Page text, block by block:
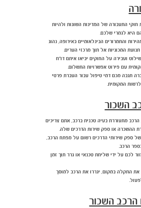
חוקי התעבורה של המדינות השונות ולהיות
היא לגמרי שלכם.
והתמרורים הבינלאומיים באירופה, נהוג
המכוניות אל תוך מרכזי הערים.
ועבירה על החוקים יביאו איתם דו"ח
עם פירוט אפשרויות התשלום.
תגבה מכם דמי טיפול עבור העברת פרטי
המקומית.
השכור
מתעוררת בעיה טכנית ברכב, אתם צריכים
ההשכרה או ספק שירות הדרכים שלה.
ספק שירותי הדרכים רשום על מפתח הרכב,
הרכב.
לכם על ידי שליחת טכנאי או גרר תוך זמן
התקלה במקום, יגררו את הרכב למוסך
הרכב השכור